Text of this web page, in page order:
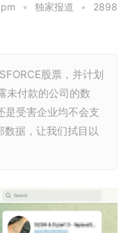
• 独家报道 •
2898
股票，并计划
未付款的公司的数
受害企业均不会支
数据，让我们拭目以